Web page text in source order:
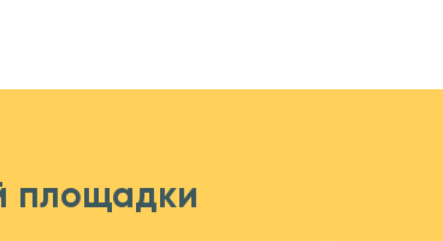
площадки